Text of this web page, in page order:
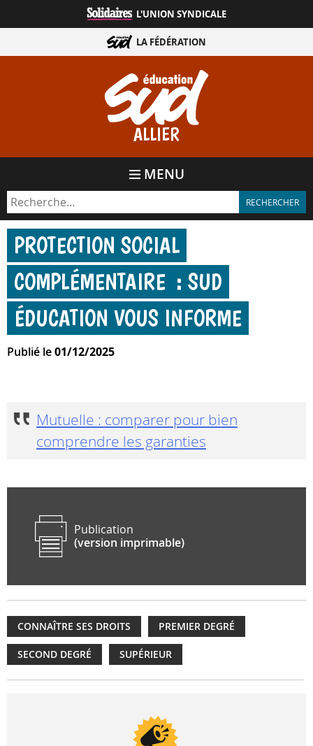
directement
contenu
ALLIER
L'UNION SYNDICALE
LA FÉDÉRATION
MENU
PROTECTION SOCIAL
COMPLÉMENTAIRE : SUD
ÉDUCATION VOUS INFORME
Publié le01/12/2025
Mutuelle : comparer pour bien
comprendre les garanties
Publication
(version imprimable)
CONNAÎTRE SES DROITS PREMIER DEGRÉ
SECOND DEGRÉ SUPÉRIEUR